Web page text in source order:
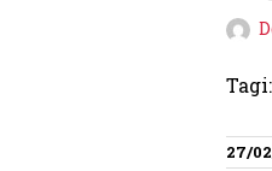
Tagi:
27/